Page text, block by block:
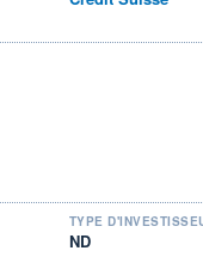
TYPE
ND